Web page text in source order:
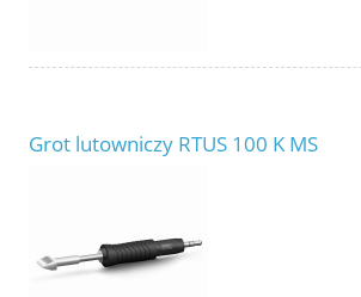
Grot lutowniczy RTUS 100 K MS